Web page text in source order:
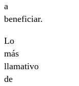
a
beneficiar.
Lo
más
llamativo
de